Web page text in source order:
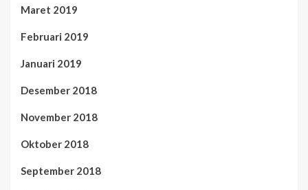
Maret 2019
Februari 2019
Januari 2019
Desember 2018
November 2018
Oktober 2018
September 2018